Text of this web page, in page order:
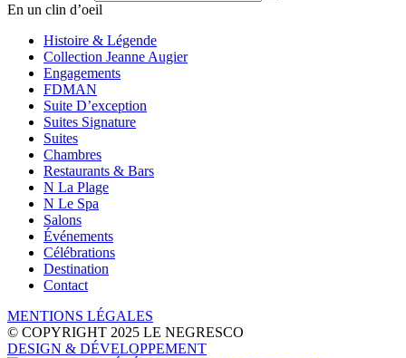
En un clin d’oeil
Histoire & Légende
Collection Jeanne Augier
Engagements
FDMAN
Suite D’exception
Suites Signature
Suites
Chambres
Restaurants & Bars
N La Plage
N Le Spa
Salons
Événements
Célébrations
Destination
Contact
MENTIONS LÉGALES
© COPYRIGHT 2025 LE NEGRESCO
DESIGN & DÉVELOPPEMENT